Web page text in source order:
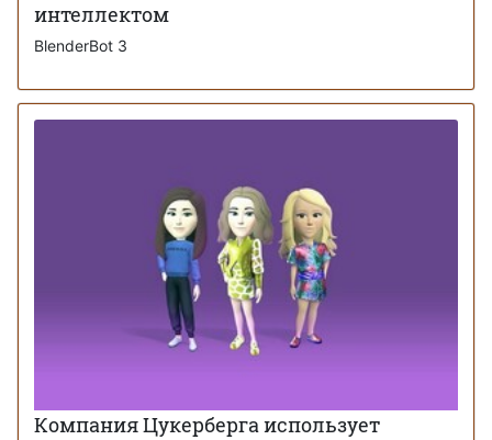
интеллектом
BlenderBot 3
Компания Цукерберга использует